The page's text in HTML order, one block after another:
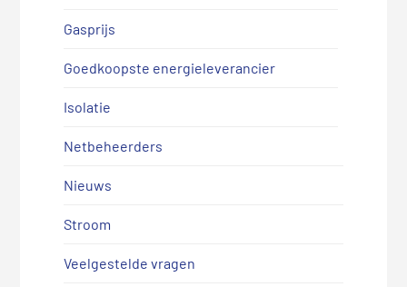
Gasprijs
Goedkoopste energieleverancier
Isolatie
Netbeheerders
Nieuws
Stroom
Veelgestelde vragen